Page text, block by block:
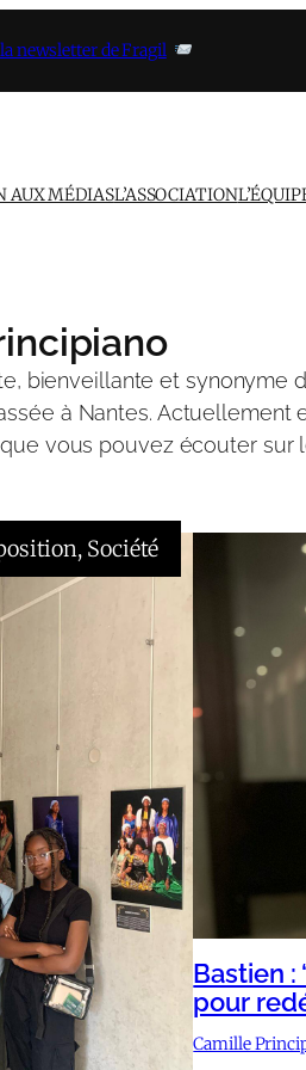
la newsletter de Fragil
AUX MÉDIASL’ASSOCIATION
bienveillante et synonyme
à Nantes. Actuellement
vous pouvez écouter sur
, Société
Bastien :
pour
Camille